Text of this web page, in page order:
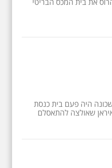
היה פעם בית כנסת
שאולצה להתאסלם